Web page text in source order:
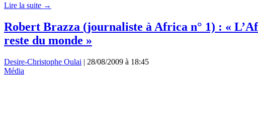
Lire la suite →
Robert Brazza (journaliste à Africa n° 1) : «
reste du monde »
Desire-Christophe Oulai | 28/08/2009 à 18:45
Média